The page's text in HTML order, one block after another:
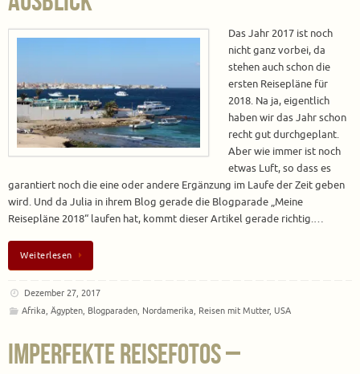
Das Jahr 2017 ist noch
nicht ganz vorbei, da
stehen auch schon die
ersten Reisepläne für
2018. Na ja, eigentlich
haben wir das Jahr schon
recht gut durchgeplant.
Aber wie immer ist noch
etwas Luft, so dass es
garantiert noch die eine oder andere Ergänzung im Laufe der Zeit geben
wird. Und da Julia in ihrem Blog gerade die Blogparade „Meine
Reisepläne 2018“ laufen hat, kommt dieser Artikel gerade richtig.…
Weiterlesen
Dezember 27, 2017
Afrika, Ägypten, Blogparaden, Nordamerika, Reisen mit Mutter, USA
Imperfekte Reisefotos –